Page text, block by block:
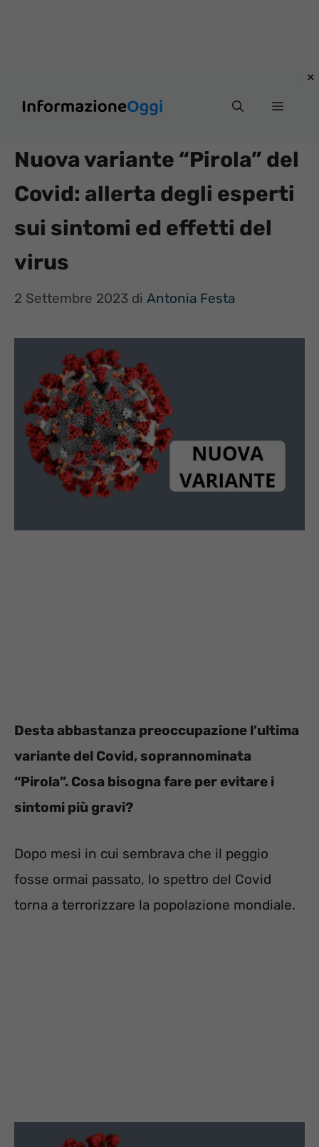
Menu
Nuova variante “Pirola” del
Covid: allerta degli esperti
sui sintomi ed effetti del
virus
2 Settembre 2023 di Antonia Festa
Desta abbastanza preoccupazione l’ultima
variante del Covid, soprannominata
“Pirola”. Cosa bisogna fare per evitare i
sintomi più gravi?
Dopo mesi in cui sembrava che il peggio
fosse ormai passato, lo spettro del Covid
torna a terrorizzare la popolazione mondiale.